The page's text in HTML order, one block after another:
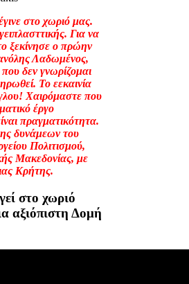
στο χωριό μας.
Για να
ξεκίνησε ο πρώην
Λαδωμένος,
δεν γνωρίζομαι
Το εεκαινία
Χαιρόμαστε που
έργο
πραγματικότητα.
δυνάμεων του
Πολιτισμού,
Μακεδονίας, με
Κρήτης.
στο χωριό
αξιόπιστη Δομή